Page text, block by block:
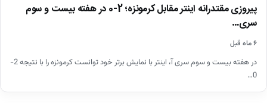
پیروزی مقتدرانه اینتر مقابل کرمونزه؛ 2-0 در هفته بیست و سوم
سری…
۶ ماه قبل
در هفته بیست و سوم سری آ، اینتر با نمایش برتر خود توانست کرمونزه را با نتیجه 2-
0…